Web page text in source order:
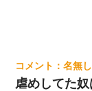
名無
虐めしてた